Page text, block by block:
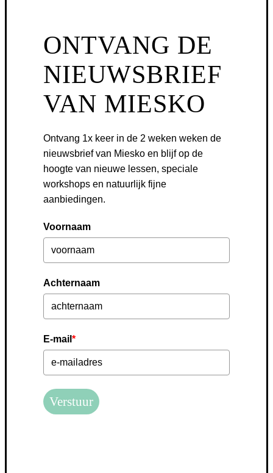
ONTVANG DE
NIEUWSBRIEF
VAN MIESKO
Ontvang 1x keer in de 2 weken weken de
nieuwsbrief van Miesko en blijf op de
hoogte van nieuwe lessen, speciale
workshops en natuurlijk fijne
aanbiedingen.
Voornaam
Achternaam
E-mail *
Verstuur